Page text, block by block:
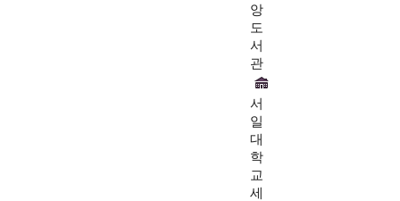
앙
도
서
관
서
일
대
학
교
세